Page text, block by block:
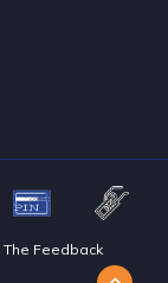
The Feedback